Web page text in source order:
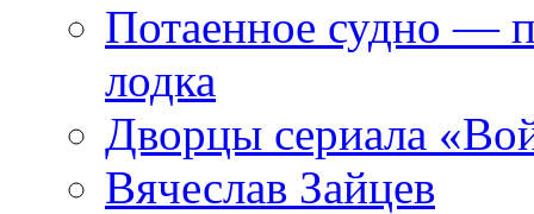
Потаенное судно —
лодка
Дворцы сериала
Вячеслав Зайцев